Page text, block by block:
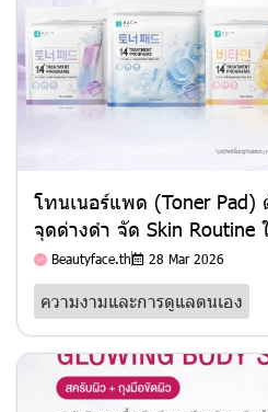
โทนเนอร์แพด (Toner Pad)
จุดด่างดำ จัด Skin Routine
Beautyface.th 28 Mar 2026
ความงามและการดูแลตนเอง